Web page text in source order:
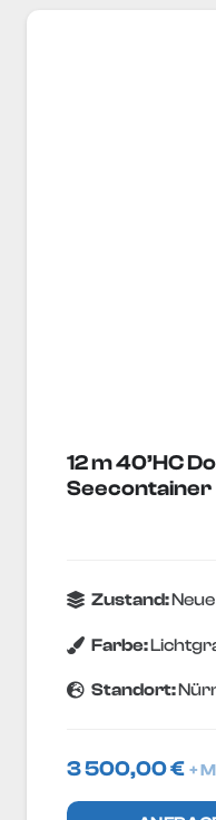
12 m 40’HC
Seecontainer
Zustand:Neue
Farbe:
Standort:
3 500,00€ +